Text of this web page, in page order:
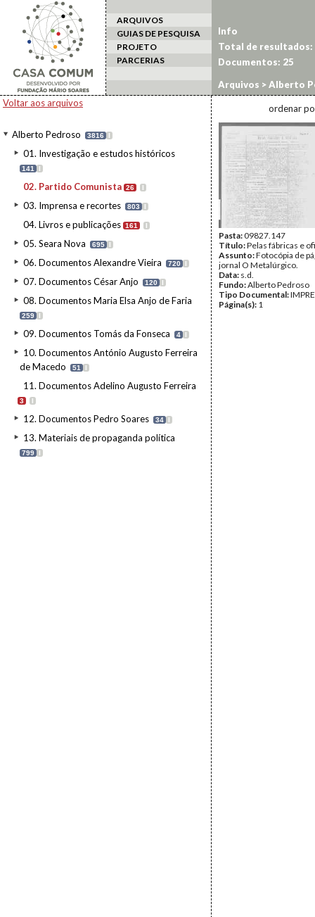
ARQUIVOS
GUIAS DE PESQUISA
PROJETO
PARCERIAS
Voltar aos arquivos
Alberto Pedroso 3816 I
01. Investigação e estudos históricos
141 I
02. Partido Comunista 26 I
03. Imprensa e recortes 803 I
04. Livros e publicações 161 I
05. Seara Nova 695 I
06. Documentos Alexandre Vieira 720 I
07. Documentos César Anjo 120 I
08. Documentos Maria Elsa Anjo de Faria
259 I
09. Documentos Tomás da Fonseca 4 I
10. Documentos António Augusto Ferreira
de Macedo
51 I
11. Documentos Adelino Augusto Ferreira
3 I
12. Documentos Pedro Soares 34 I
13. Materiais de propaganda política
799 I
Info
Total de resultados:
Documentos: 25
Arquivos >Alberto
ordenar
Pasta:09827.147
Título:Pelas fábricas e
Assunto:Fotocópia de
jornal O Metalúrgico.
Data: s.d.
Fundo:Alberto Pedroso
Tipo Documental:
Página(s): 1